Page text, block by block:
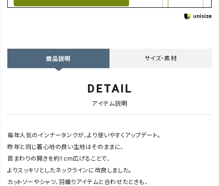
商品説明 サイズ・素材
DETAIL
アイテム説明
毎年人気のインナータンクが、より使いやすくアップデート。
昨年と同じ着心地の良い生地はそのままに、
首まわりの開きを約1cm広げることで、
よりスッキリとしたネックラインに改良しました。
カットソーやシャツ、羽織りアイテムと合わせたときも、